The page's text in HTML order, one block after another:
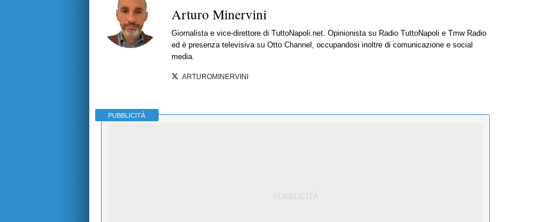
Arturo Minervini
Giornalista e vice-direttore di TuttoNapoli.net. Opinionista su Radio TuttoNapoli e Tmw Radio
ed è presenza televisiva su Otto Channel, occupandosi inoltre di comunicazione e social
media.
ARTUROMINERVINI
PUBBLICITÀ